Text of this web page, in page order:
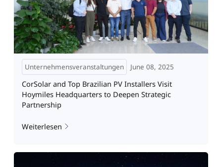
Unternehmensveranstaltungen June 08, 2025
CorSolar and Top Brazilian PV Installers Visit
Hoymiles Headquarters to Deepen Strategic
Partnership
Weiterlesen